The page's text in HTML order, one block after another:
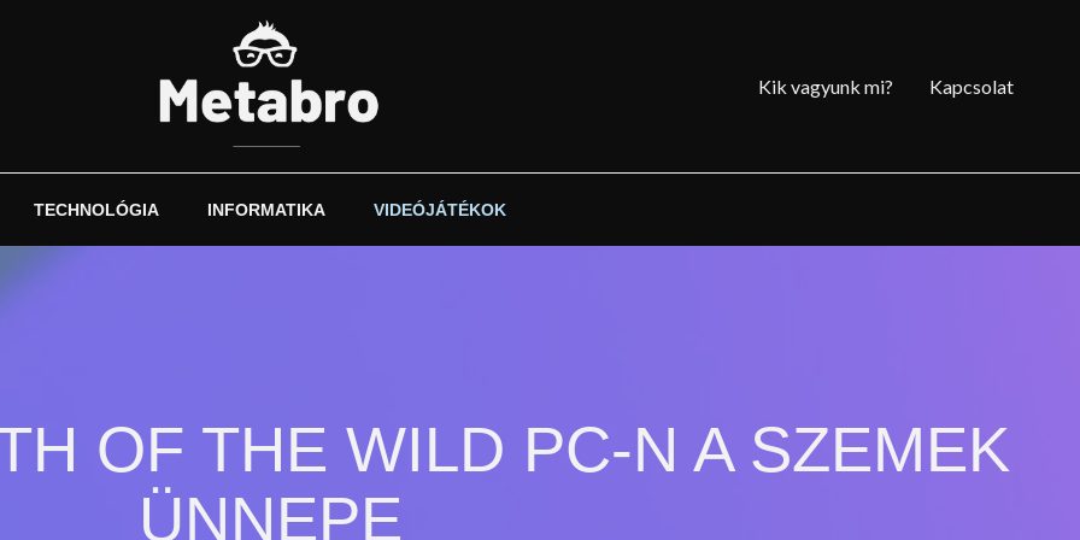
Kik vagyunk mi? Kapcsolat
TECHNOLÓGIA INFORMATIKA VIDEÓJÁTÉKOK
OF THE WILD PC-N A SZEMEK
ÜNNEPE